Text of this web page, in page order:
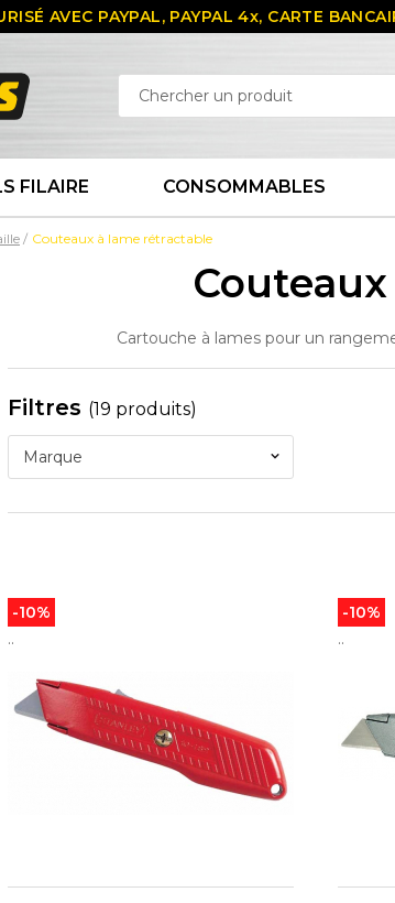
AVEC PAYPAL, PAYPAL 4x, CARTE
FILAIRE CONSOMMABLES
Couteaux à lame rétractable
Cartouche à lames pour un
Filtres (19 produits)
Marque
..
-10%
..
-10%